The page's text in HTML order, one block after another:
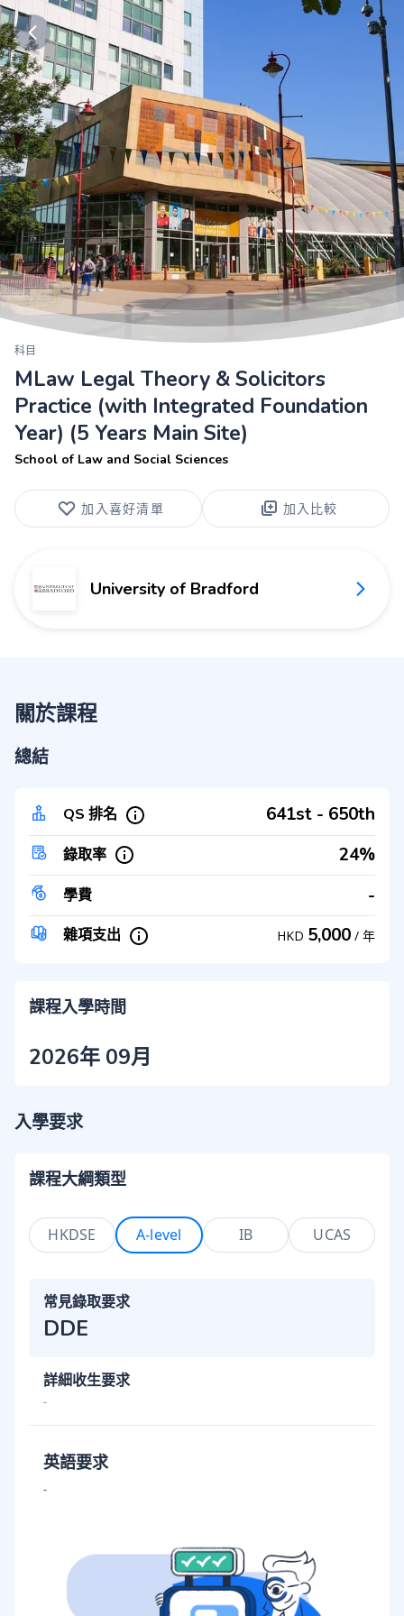
科目
MLaw Legal Theory & Solicitors
Practice (with Integrated Foundation
Year) (5 Years Main Site)
School of Law and Social Sciences
加入喜好清單 加入比較
University of Bradford
關於課程
總結
QS 排名 641st - 650th
錄取率 24%
學費 -
雜項支出 HKD 5,000 / 年
課程入學時間
2026年 09月
入學要求
課程大綱類型
HKDSE A-level IB UCAS
常見錄取要求
DDE
詳細收生要求
-
英語要求
-